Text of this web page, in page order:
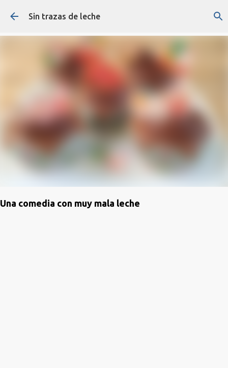
Ir al contenido principal
Sin trazas de leche
Una comedia con muy mala leche